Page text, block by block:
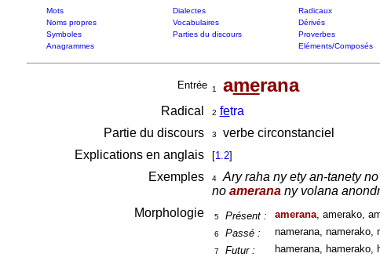
Mots Dialectes Radicaux
Noms propres
Vocabulaires Dérivés
Symboles
Parties du discours Proverbes
Anagrammes
Eléments/Composés
Entrée 1 amerana
Radical 2 fetra
Partie du discours
3
verbe circonstanciel
Explications en anglais
[1.2]
Exemples 4
Ary raha ny ety an-tanety
no ameranany volana
Morphologie 5 Présent : amerana, amerako,
6 Passé : namerana, namerako,
7 Futur : hamerana, hamerako,